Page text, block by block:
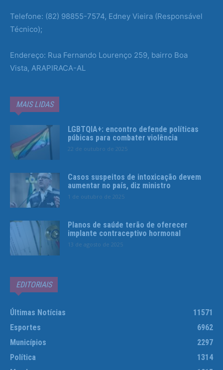
Telefone: (82) 98855-7574, Edney Vieira (Responsável
Técnico);
Endereço: Rua Fernando Lourenço 259, bairro Boa
Vista, ARAPIRACA-AL
MAIS LIDAS
LGBTQIA+: encontro defende políticas
púbicas para combater violência
22 de outubro de 2025
Casos suspeitos de intoxicação devem
aumentar no país, diz ministro
1 de outubro de 2025
Planos de saúde terão de oferecer
implante contraceptivo hormonal
13 de agosto de 2025
EDITORIAIS
Últimas Notícias
11571
Esportes
6962
Municípios
2297
Política
1314